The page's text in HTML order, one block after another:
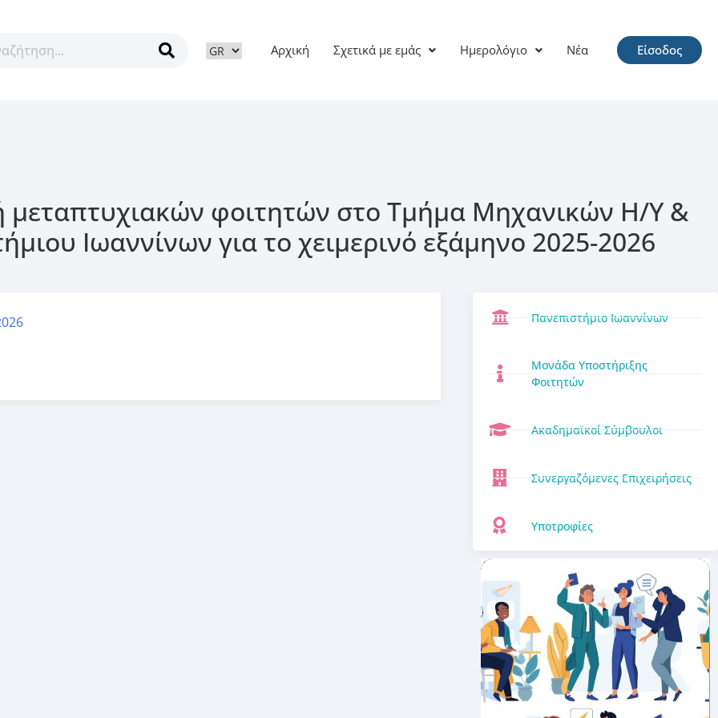
Αρχική Σχετικά με εμάς Ημερολόγιο Νέα Είσοδος
μεταπτυχιακών φοιτητών στο Τμήμα Μηχανικών Η/Υ &
Ιωαννίνων για το χειμερινό εξάμηνο 2025-2026
Πανεπιστήμιο Ιωαννίνων
Μονάδα Υποστήριξης
Φοιτητών
Ακαδημαϊκοί Σύμβουλοι
Συνεργαζόμενες Επιχειρήσεις
Υποτροφίες